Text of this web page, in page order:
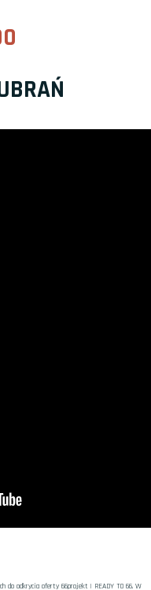
do odkrycia oferty 66projekt | READY TO 66. W